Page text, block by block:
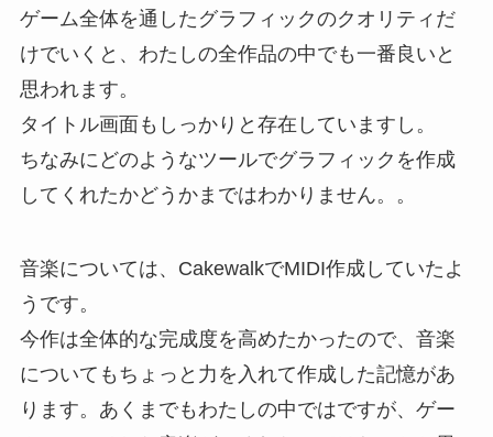
ゲーム全体を通したグラフィックのクオリティだ
けでいくと、わたしの全作品の中でも一番良いと
思われます。
タイトル画面もしっかりと存在していますし。
ちなみにどのようなツールでグラフィックを作成
してくれたかどうかまではわかりません。。
音楽については、CakewalkでMIDI作成していたよ
うです。
今作は全体的な完成度を高めたかったので、音楽
についてもちょっと力を入れて作成した記憶があ
ります。あくまでもわたしの中ではですが、ゲー